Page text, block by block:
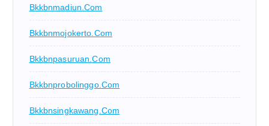
Bkkbnmadiun.com
Bkkbnmojokerto.com
Bkkbnpasuruan.com
Bkkbnprobolinggo.com
Bkkbnsingkawang.com